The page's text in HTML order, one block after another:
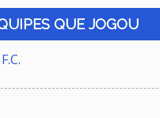
QUE JOGOU